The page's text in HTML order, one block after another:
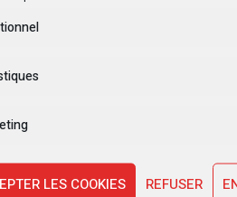
LES COOKIES REFUSER
de la plateforme des